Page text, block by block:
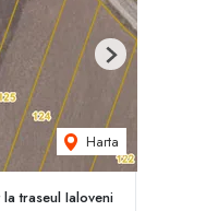
Harta
Next
traseul Ialoveni